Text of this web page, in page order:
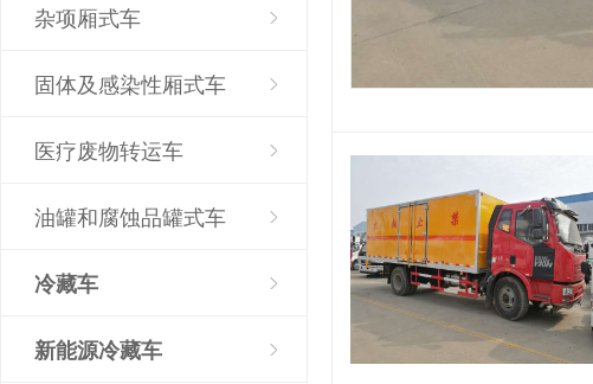
杂项厢式车
固体及感染性厢式车
医疗废物转运车
油罐和腐蚀品罐式车
冷藏车
新能源冷藏车